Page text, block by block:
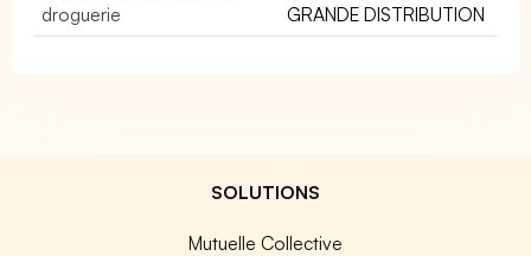
droguerie
GRANDE DISTRIBUTION
SOLUTIONS
Mutuelle Collective